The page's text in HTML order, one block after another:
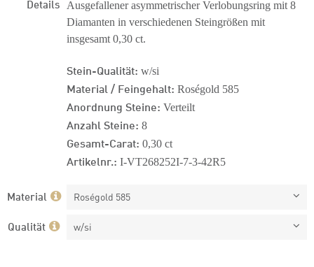
Details
Ausgefallener asymmetrischer Verlobungsring mit 8
Diamanten in verschiedenen Steingrößen mit
insgesamt 0,30 ct.
Stein-Qualität: w/si
Material / Feingehalt: Roségold 585
Anordnung Steine: Verteilt
Anzahl Steine: 8
Gesamt-Carat: 0,30 ct
Artikelnr.: I-VT268252I-7-3-42R5
Material Roségold 585
Qualität w/si